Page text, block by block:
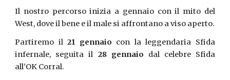
Il nostro percorso inizia a gennaio con il mito del
West, dove il bene e il male si affrontano a viso aperto.
Partiremo il21 gennaio con la leggendaria Sfida
infernale, seguita il 28 gennaio dal celebre Sfida
all’OK Corral.